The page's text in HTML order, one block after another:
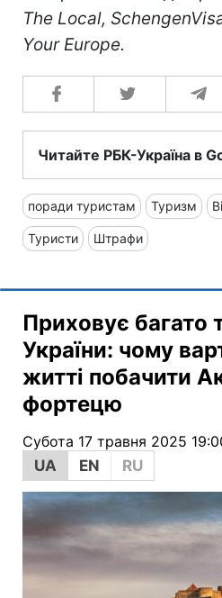
The Local,
Your Europe.
Читайте РБК-Україна в
поради туристам Туризм
Туристи Штрафи
Приховує багато
України: чому
житті побачити
фортецю
Субота 17 травня 2025
UA
EN RU